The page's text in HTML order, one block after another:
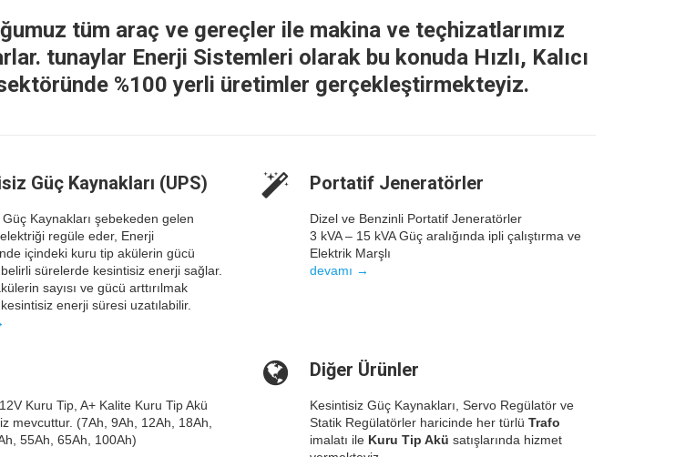
tüm araç ve gereçler ile makina ve teçhizatlarımız
tunaylar Enerji Sistemleri olarak bu konuda Hızlı, Kalıcı
%100 yerli üretimler gerçekleştirmekteyiz.
Güç Kaynakları (UPS)
Kaynakları şebekeden gelen
regüle eder, Enerji
içindeki kuru tip akülerin gücü
sürelerde kesintisiz enerji sağlar.
sayısı ve gücü arttırılmak
enerji süresi uzatılabilir.
Portatif Jeneratörler
Dizel ve Benzinli Portatif Jeneratörler
3 kVA – 15 kVA Güç aralığında ipli çalıştırma ve
Elektrik Marşlı
devamı →
Kuru Tip, A+ Kalite Kuru Tip Akü
mevcuttur. (7Ah, 9Ah, 12Ah, 18Ah,
55Ah, 65Ah, 100Ah)
Diğer Ürünler
Kesintisiz Güç Kaynakları, Servo Regülatör ve
Statik Regülatörler haricinde her türlü Trafo
imalatı ile Kuru Tip Akü satışlarında hizmet